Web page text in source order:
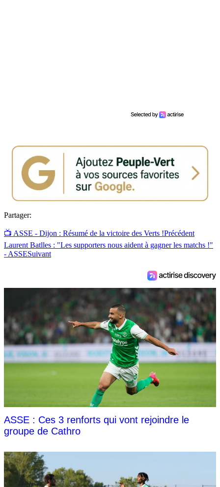
Partager:
📺 ASSE - Dijon : Résumé de la victoire des Verts !Précédent
Laurent Batlles : "Les supporters nous aident à gagner les matchs !"
- ASSESuivant
ASSE : Ces 3 renforts qui vont rejoindre le
groupe de Cathro